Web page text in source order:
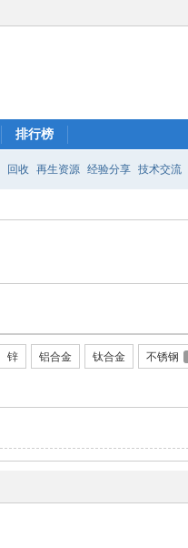
排行榜
回收 再生资源 经验分享 技术交流
锌 铝合金 钛合金 不锈钢